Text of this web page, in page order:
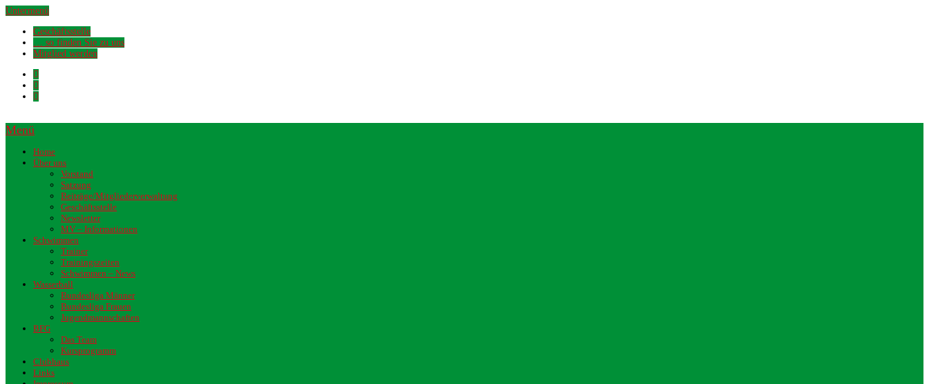
Untermenü
Geschäftsstelle
… so finden Sie zu uns
Mitglied werden
Menü
Home
Über uns
Vorstand
Satzung
Beiträge/Mitgliederverwaltung
Geschäftsstelle
Newsletter
MV – Informationen
Schwimmen
Trainer
Trainingszeiten
Schwimmen – News
Wasserball
Bundesliga Männer
Bundesliga Frauen
Jugendmannschaften
BFG
Das Team
Kursprogramm
Clubhaus
Links